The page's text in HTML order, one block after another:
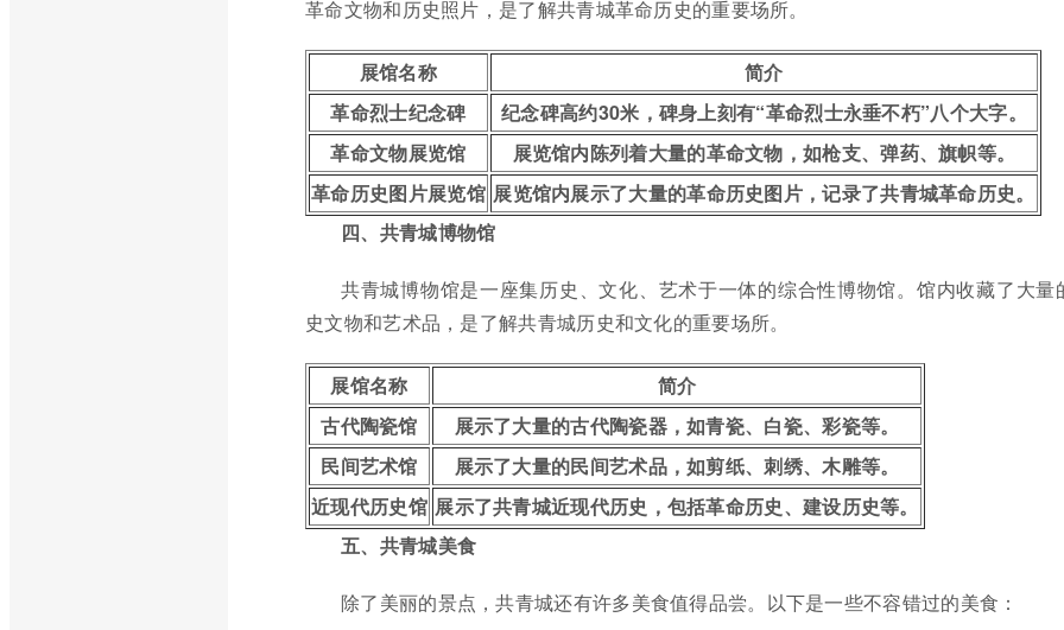
革命文物和历史照片，是了解共青城革命历史的重要场所。
展馆名称
简介
革命烈士纪念碑
纪念碑高约30米，碑身上刻有“革命烈士永垂不朽”八个大字。
革命文物展览馆
展览馆内陈列着大量的革命文物，如枪支、弹药、旗帜等。
革命历史图片展览馆 展览馆内展示了大量的革命历史图片，记录了共青城革命历史。
四、共青城博物馆
共青城博物馆是一座集历史、文化、艺术于一体的综合性博物馆。馆内收藏了大量
史文物和艺术品，是了解共青城历史和文化的重要场所。
展馆名称
简介
古代陶瓷馆
展示了大量的古代陶瓷器，如青瓷、白瓷、彩瓷等。
民间艺术馆
展示了大量的民间艺术品，如剪纸、刺绣、木雕等。
近现代历史馆 展示了共青城近现代历史，包括革命历史、建设历史等。
五、共青城美食
除了美丽的景点，共青城还有许多美食值得品尝。以下是一些不容错过的美食：